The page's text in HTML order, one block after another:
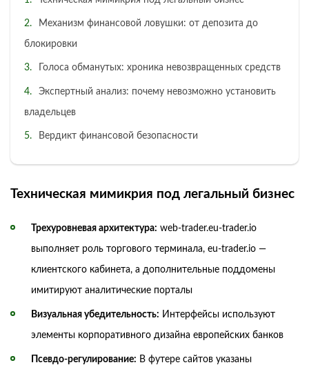
Механизм финансовой ловушки: от депозита до
блокировки
Голоса обманутых: хроника невозвращенных средств
Экспертный анализ: почему невозможно установить
владельцев
Вердикт финансовой безопасности
Техническая мимикрия под легальный бизнес
Трехуровневая архитектура: web-trader.eu-trader.io
выполняет роль торгового терминала, eu-trader.io —
клиентского кабинета, а дополнительные поддомены
имитируют аналитические порталы
Визуальная убедительность: Интерфейсы используют
элементы корпоративного дизайна европейских банков
Псевдо-регулирование: В футере сайтов указаны